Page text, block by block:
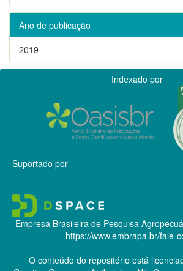
Ano de publicação
2019
Indexado por
Suportado por
Empresa Brasileira de Pesquisa
https://www.embrapa.br/fale-
O conteúdo do repositório está